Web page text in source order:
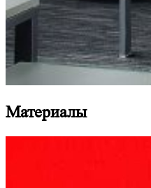
Материалы